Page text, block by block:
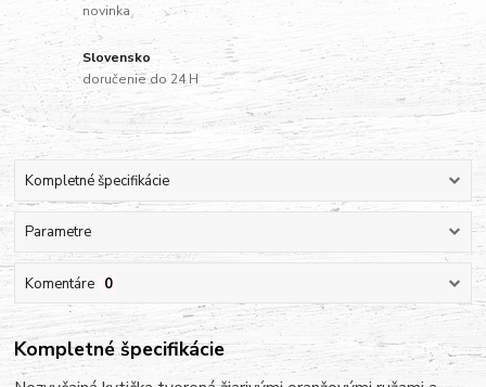
novinka
Slovensko
doručenie do 24 H
Kompletné špecifikácie
Parametre
Komentáre 0
Kompletné špecifikácie